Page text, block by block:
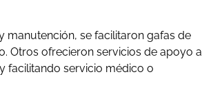
se facilitaron gafas de
Otros ofrecieron servicios de apoyo a
facilitando servicio médico o